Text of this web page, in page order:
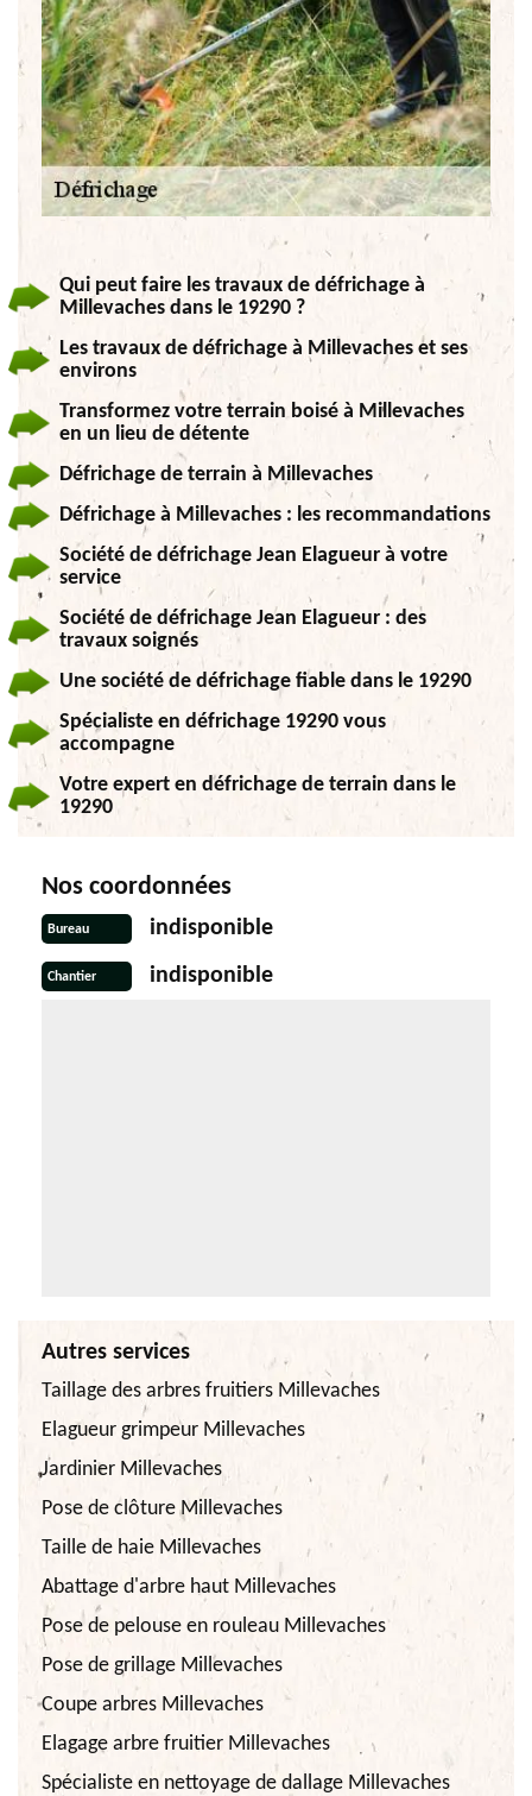
Qui peut faire les travaux de défrichage à
Millevaches dans le 19290 ?
Les travaux de défrichage à Millevaches et ses
environs
Transformez votre terrain boisé à Millevaches
en un lieu de détente
Défrichage de terrain à Millevaches
Défrichage à Millevaches : les recommandations
Société de défrichage Jean Elagueur à votre
service
Société de défrichage Jean Elagueur : des
travaux soignés
Une société de défrichage fiable dans le 19290
Spécialiste en défrichage 19290 vous
accompagne
Votre expert en défrichage de terrain dans le
19290
Nos coordonnées
Bureau indisponible
Chantier indisponible
Autres services
Taillage des arbres fruitiers Millevaches
Elagueur grimpeur Millevaches
Jardinier Millevaches
Pose de clôture Millevaches
Taille de haie Millevaches
Abattage d'arbre haut Millevaches
Pose de pelouse en rouleau Millevaches
Pose de grillage Millevaches
Coupe arbres Millevaches
Elagage arbre fruitier Millevaches
Spécialiste en nettoyage de dallage Millevaches